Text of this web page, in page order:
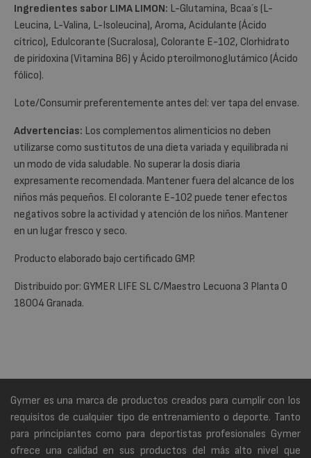
Ingredientes sabor LIMA LIMON: L-Glutamina, Bcaa´s (L-
Leucina, L-Valina, L-Isoleucina), Aroma, Acidulante (Ácido
cítrico), Edulcorante (Sucralosa), Colorante E-102, Clorhidrato
de piridoxina (Vitamina B6) y Ácido pteroilmonoglutámico (Ácido
fólico).
Lote/Consumir preferentemente antes del: ver tapa del envase.
Advertencias: Los complementos alimenticios no deben
utilizarse como sustitutos de una dieta variada y equilibrada ni
un modo de vida saludable. No superar la dosis diaria
expresamente recomendada. Mantener fuera del alcance de los
niños más pequeños. El colorante E-102 puede tener efectos
negativos sobre la actividad y atención de los niños. Mantener
en un lugar fresco y seco.
Producto elaborado bajo certificado GMP.
Distribuido por: GYMER LIFE SL C/Maestro Lecuona 3 Planta 0
18004 Granada.
Gymer es una marca de productos creados para cumplir con los
requisitos de cualquier tipo de entrenamiento o deporte. Tanto
para principiantes como para deportistas profesionales Gymer
ofrece una calidad en sus productos del más alto nivel que